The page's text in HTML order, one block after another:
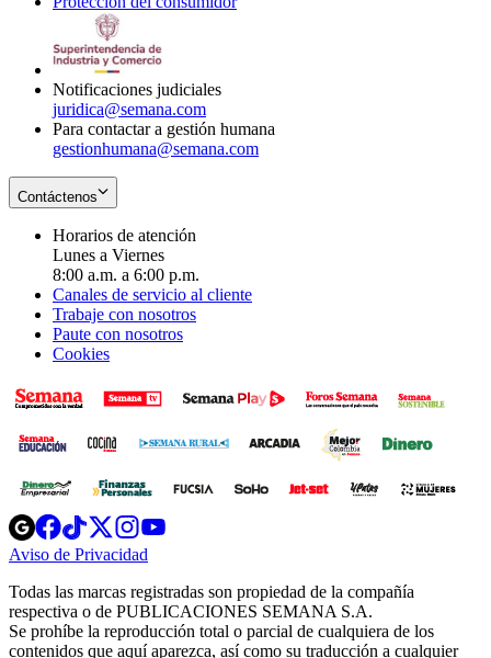
Notificaciones judiciales
juridica@semana.com
Para contactar a gestión humana
gestionhumana@semana.com
Contáctenos
Horarios de atención
Lunes a Viernes
8:00 a.m. a 6:00 p.m.
Canales de servicio al cliente
Trabaje con nosotros
Paute con nosotros
Cookies
Opens
in
new
Opens
in
new
Opens
in
new
window
Opens
new
windowwindow
Aviso de Privacidad
new
window
Todas las marcas registradas son propiedad de la compañía
respectiva o de PUBLICACIONES SEMANA S.A.
Se prohíbe la reproducción total o parcial de cualquiera de los
contenidos que aquí aparezca, así como su traducción a cualquier